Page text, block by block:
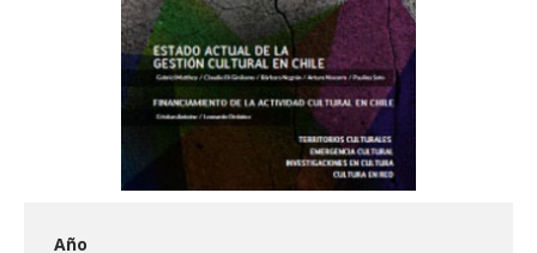
Académicas/os Egresadas/os
Año